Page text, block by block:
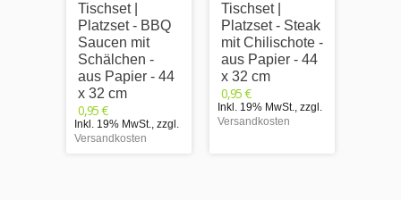
Tischset |
Platzset - BBQ
Saucen mit
Schälchen -
aus Papier - 44
x 32 cm
0,95 €
Inkl. 19% MwSt., zzgl.
Versandkosten
Tischset |
Platzset - Steak
mit Chilischote -
aus Papier - 44
x 32 cm
0,95 €
Inkl. 19% MwSt., zzgl.
Versandkosten